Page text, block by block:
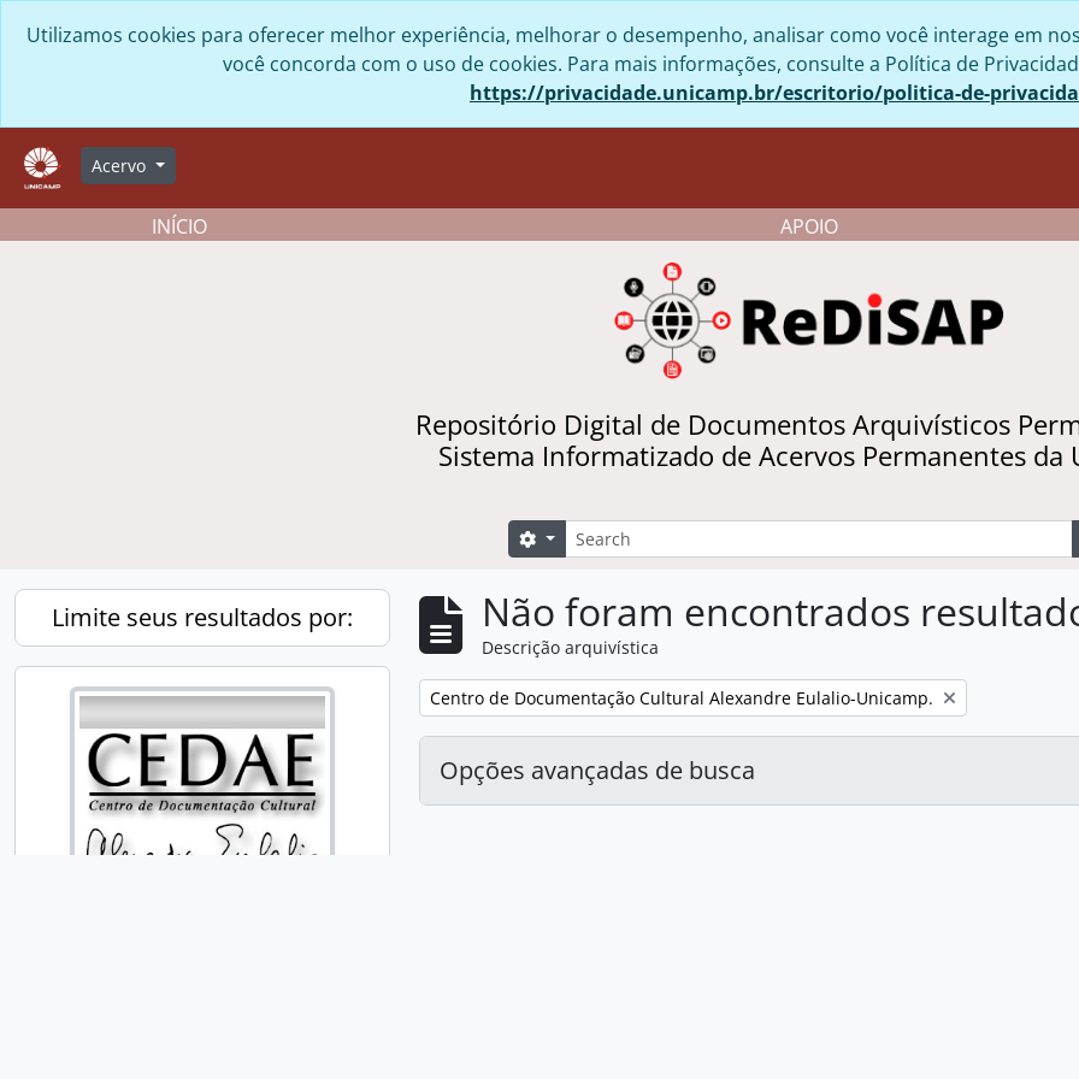
Utilizamos cookies para oferecer melhor experiência, melhorar o desempenho, analisar como você interage em
você concorda com o uso de cookies. Para mais informações, consulte a Política de
https://privacidade.unicamp.br/escritorio/politica-de-
Acervo
INÍCIO APOIO
Repositório Digital de Documentos Arquivísticos
Sistema Informatizado de Acervos Permanentes da
Buscar
Opções de busca
Limite seus resultados por: Não foram encontrados
Descrição arquivística
Remover filtro:
Centro de Documentação Cultural Alexandre Eulalio-Unicamp.
Opções avançadas de busca